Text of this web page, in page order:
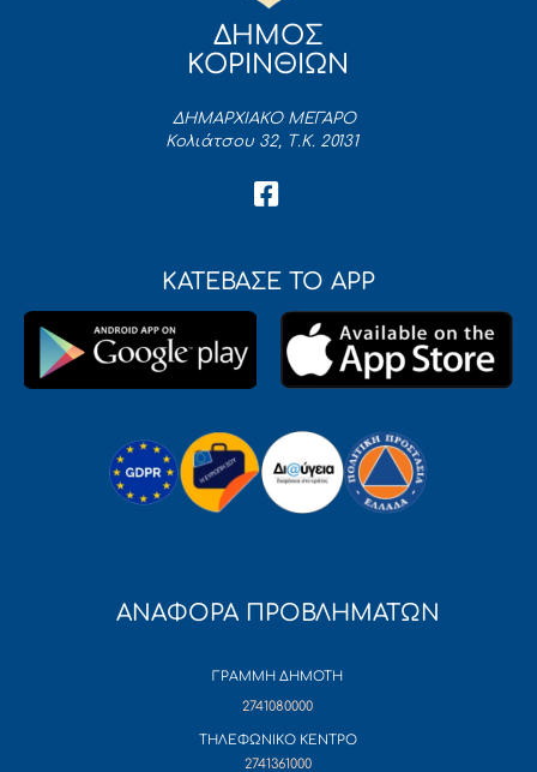
ΔΗΜΟΣ
ΚΟΡΙΝΘΙΩΝ
ΔΗΜΑΡΧΙΑΚΟ ΜΕΓΑΡΟ
Κολιάτσου 32, Τ.Κ. 20131
ΚΑΤΕΒΑΣΕ ΤΟ APP
ΑΝΑΦΟΡΑ ΠΡΟΒΛΗΜΑΤΩΝ
ΓΡΑΜΜΗ ΔΗΜΟΤΗ
2741080000
ΤΗΛΕΦΩΝΙΚΟ ΚΕΝΤΡΟ
2741361000